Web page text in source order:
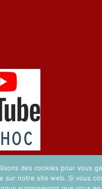
des cookies pour vous
sur notre site web. Si vous